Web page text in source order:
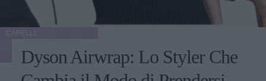
Dyson Airwrap: Lo Styler Che